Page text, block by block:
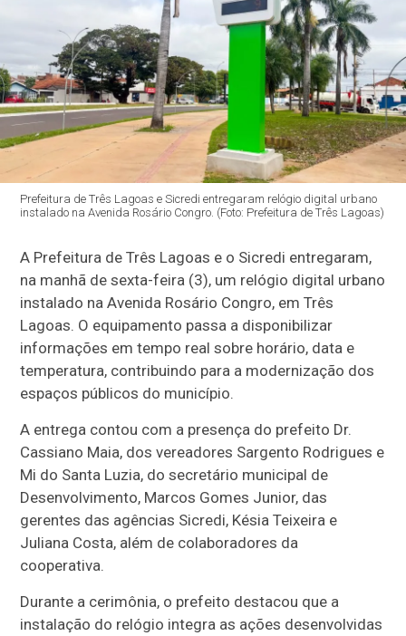
Prefeitura de Três Lagoas e Sicredi entregaram relógio digital urbano
instalado na Avenida Rosário Congro. (Foto: Prefeitura de Três Lagoas)
A Prefeitura de Três Lagoas e o Sicredi entregaram,
na manhã de sexta-feira (3), um relógio digital urbano
instalado na Avenida Rosário Congro, em Três
Lagoas. O equipamento passa a disponibilizar
informações em tempo real sobre horário, data e
temperatura, contribuindo para a modernização dos
espaços públicos do município.
A entrega contou com a presença do prefeito Dr.
Cassiano Maia, dos vereadores Sargento Rodrigues e
Mi do Santa Luzia, do secretário municipal de
Desenvolvimento, Marcos Gomes Junior, das
gerentes das agências Sicredi, Késia Teixeira e
Juliana Costa, além de colaboradores da
cooperativa.
Durante a cerimônia, o prefeito destacou que a
instalação do relógio integra as ações desenvolvidas